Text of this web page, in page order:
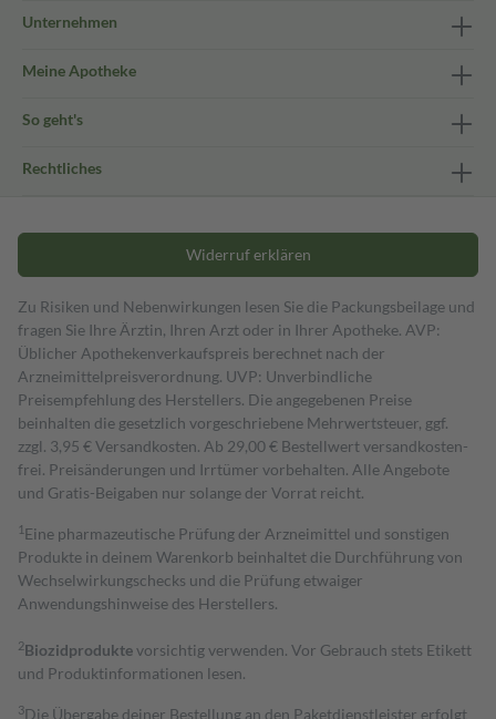
Unternehmen
Meine Apotheke
So geht's
Rechtliches
Widerruf erklären
Zu Risiken und Nebenwirkungen lesen Sie die Packungsbeilage und
fragen Sie Ihre Ärztin, Ihren Arzt oder in Ihrer Apotheke. AVP:
Üblicher Apothekenverkaufspreis berechnet nach der
Arzneimittelpreisverordnung. UVP: Unverbindliche
Preisempfehlung des Herstellers. Die angegebenen Preise
beinhalten die gesetzlich vorgeschriebene Mehrwertsteuer, ggf.
zzgl. 3,95 € Versandkosten. Ab 29,00 € Bestell­wert versand­kosten­
frei. Preisänderungen und Irrtümer vorbehalten. Alle Angebote
und Gratis-Beigaben nur solange der Vorrat reicht.
1 Eine pharmazeutische Prüfung der Arzneimittel und sonstigen
Produkte in deinem Warenkorb beinhaltet die Durchführung von
Wechselwirkungschecks und die Prüfung etwaiger
Anwendungshinweise des Herstellers.
2Biozidproduktevorsichtig verwenden. Vor Gebrauch stets Etikett
und Produktinformationen lesen.
3Die Übergabe deiner Bestellung an den Paketdienstleister erfolgt